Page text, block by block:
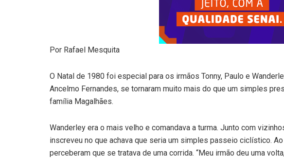
Por Rafael Mesquita
O Natal de 1980 foi especial para os irmãos Tonny, Paulo e
Ancelmo Fernandes, se tornaram muito mais do que um simples
família Magalhães.
Wanderley era o mais velho e comandava a turma. Junto com
inscreveu no que achava que seria um simples passeio ciclístico.
perceberam que se tratava de uma corrida. “Meu irmão deu uma